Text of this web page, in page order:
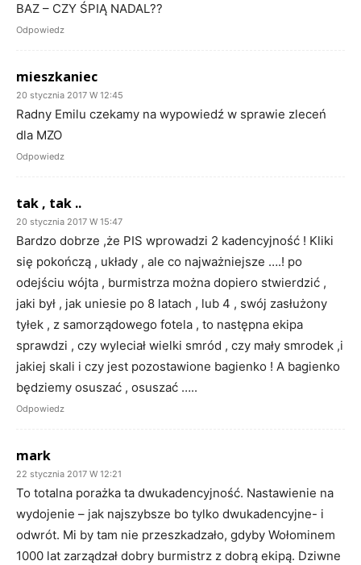
BAZ – CZY ŚPIĄ NADAL??
Odpowiedz
mieszkaniec
20 stycznia 2017 W 12:45
Radny Emilu czekamy na wypowiedź w sprawie zleceń
dla MZO
Odpowiedz
tak , tak ..
20 stycznia 2017 W 15:47
Bardzo dobrze ,że PIS wprowadzi 2 kadencyjność ! Kliki
się pokończą , układy , ale co najważniejsze ….! po
odejściu wójta , burmistrza można dopiero stwierdzić ,
jaki był , jak uniesie po 8 latach , lub 4 , swój zasłużony
tyłek , z samorządowego fotela , to następna ekipa
sprawdzi , czy wyleciał wielki smród , czy mały smrodek ,i
jakiej skali i czy jest pozostawione bagienko ! A bagienko
będziemy osuszać , osuszać …..
Odpowiedz
mark
22 stycznia 2017 W 12:21
To totalna porażka ta dwukadencyjność. Nastawienie na
wydojenie – jak najszybsze bo tylko dwukadencyjne- i
odwrót. Mi by tam nie przeszkadzało, gdyby Wołominem
1000 lat zarządzał dobry burmistrz z dobrą ekipą. Dziwne